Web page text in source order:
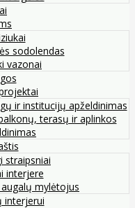
sodolendas
vazonai
ir institucijų apželdinimas
terasų ir aplinkos
straipsniai
interjere
mylėtojus
interjerui